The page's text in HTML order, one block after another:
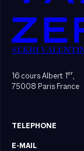
SEKRI
16 cours Albert 1er,
75008 Paris France
TELEPHONE
E-MAIL